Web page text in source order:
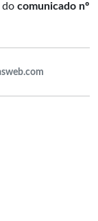
do comunicado nº